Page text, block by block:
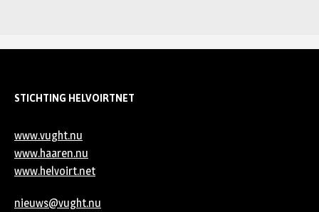
STICHTING HELVOIRTNET
www.vught.nu
www.haaren.nu
www.helvoirt.net
nieuws@vught.nu